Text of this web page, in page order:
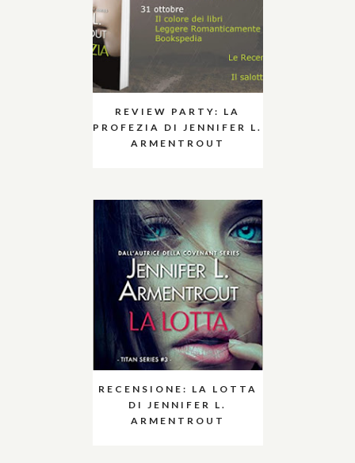
REVIEW PARTY: LA
PROFEZIA DI JENNIFER L.
ARMENTROUT
RECENSIONE: LA LOTTA
DI JENNIFER L.
ARMENTROUT